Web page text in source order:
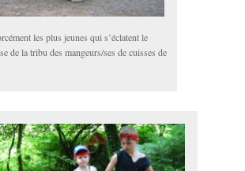
les plus jeunes qui s’éclatent le
de la tribu des mangeurs/ses de cuisses de